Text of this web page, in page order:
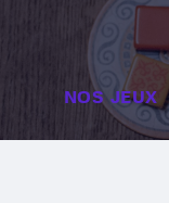
NOS JEUX